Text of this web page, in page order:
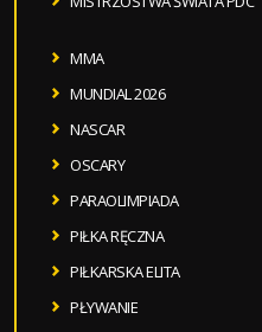
MMA
MUNDIAL 2026
NASCAR
OSCARY
PARAOLIMPIADA
PIŁKA RĘCZNA
PIŁKARSKA ELITA
PŁYWANIE